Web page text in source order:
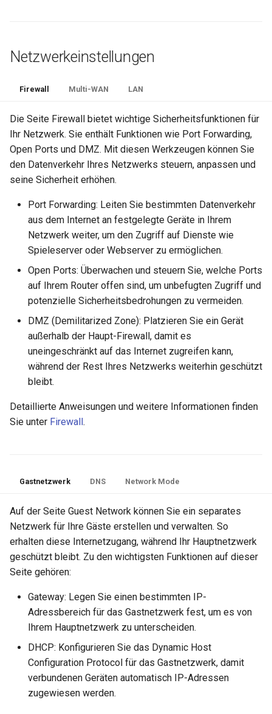
Netzwerkeinstellungen
Firewall Multi-WAN LAN
Die Seite Firewall bietet wichtige Sicherheitsfunktionen für
Ihr Netzwerk. Sie enthält Funktionen wie Port Forwarding,
Open Ports und DMZ. Mit diesen Werkzeugen können Sie
den Datenverkehr Ihres Netzwerks steuern, anpassen und
seine Sicherheit erhöhen.
Port Forwarding: Leiten Sie bestimmten Datenverkehr
aus dem Internet an festgelegte Geräte in Ihrem
Netzwerk weiter, um den Zugriff auf Dienste wie
Spieleserver oder Webserver zu ermöglichen.
Open Ports: Überwachen und steuern Sie, welche Ports
auf Ihrem Router offen sind, um unbefugten Zugriff und
potenzielle Sicherheitsbedrohungen zu vermeiden.
DMZ (Demilitarized Zone): Platzieren Sie ein Gerät
außerhalb der Haupt-Firewall, damit es
uneingeschränkt auf das Internet zugreifen kann,
während der Rest Ihres Netzwerks weiterhin geschützt
bleibt.
Detaillierte Anweisungen und weitere Informationen finden
Sie unter Firewall.
Gastnetzwerk DNS Network Mode
Auf der Seite Guest Network können Sie ein separates
Netzwerk für Ihre Gäste erstellen und verwalten. So
erhalten diese Internetzugang, während Ihr Hauptnetzwerk
geschützt bleibt. Zu den wichtigsten Funktionen auf dieser
Seite gehören:
Gateway: Legen Sie einen bestimmten IP-
Adressbereich für das Gastnetzwerk fest, um es von
Ihrem Hauptnetzwerk zu unterscheiden.
DHCP: Konfigurieren Sie das Dynamic Host
Configuration Protocol für das Gastnetzwerk, damit
verbundenen Geräten automatisch IP-Adressen
zugewiesen werden.